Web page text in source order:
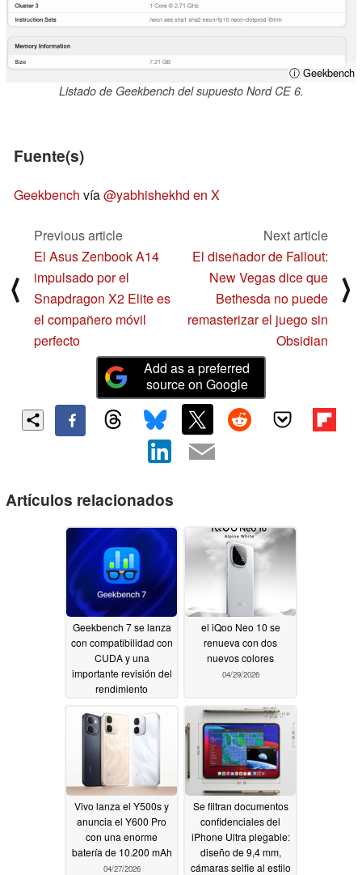
ⓘ Geekbench
Listado de Geekbench del supuesto Nord CE 6.
Fuente(s)
Geekbench vía@yabhishekhd en X
⟨
Previous article
El Asus Zenbook A14
impulsado por el
Snapdragon X2 Elite es
el compañero móvil
perfecto
Next article
El diseñador de Fallout:
New Vegas dice que
Bethesda no puede
remasterizar el juego sin
Obsidian
⟩
Add as a preferred
source on Google
Artículos relacionados
Geekbench 7 se lanza
con compatibilidad con
CUDA y una
importante revisión del
rendimiento
el iQoo Neo 10 se
renueva con dos
nuevos colores
04/29/2026
Vivo lanza el Y500s y
anuncia el Y600 Pro
con una enorme
batería de 10.200 mAh
04/27/2026
Se filtran documentos
confidenciales del
iPhone Ultra plegable:
diseño de 9,4 mm,
cámaras selfie al estilo